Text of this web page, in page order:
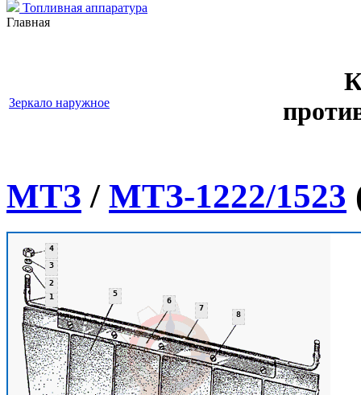
Топливная аппаратура
Главная
Зеркало наружное
МТЗ / МТЗ-1222/1523
1
2
3
4
5
6
7
8